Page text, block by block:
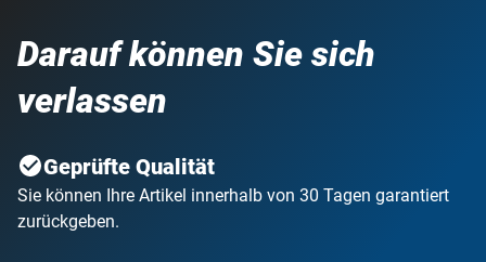
Darauf können Sie sich
verlassen
Geprüfte Qualität
Sie können Ihre Artikel innerhalb von 30 Tagen garantiert
zurückgeben.